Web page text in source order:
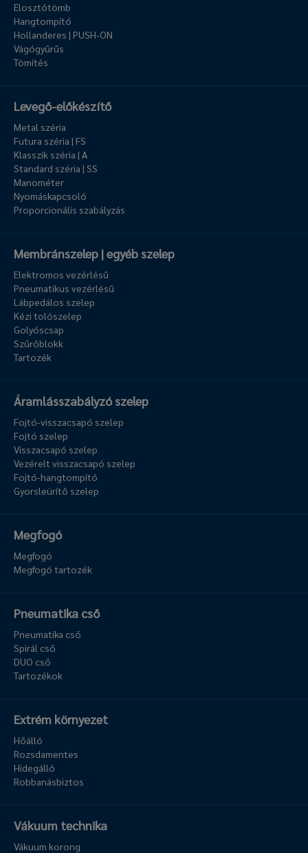
Elosztótömb
Hangtompító
Hollanderes | PUSH-ON
Vágógyűrűs
Tömítés
Levegő-előkészítő
Metal széria
Futura széria | FS
Klasszik széria | A
Standard széria | SS
Manométer
Nyomáskapcsoló
Proporcionális szabályzás
Membránszelep | egyéb szelep
Elektromos vezérlésű
Pneumatikus vezérlésű
Lábpedálos szelep
Kézi tolószelep
Golyóscsap
Szűrőblokk
Tartozék
Áramlásszabályzó szelep
Fojtó-visszacsapó szelep
Fojtó szelep
Visszacsapó szelep
Vezérelt visszacsapó szelep
Fojtó-hangtompító
Gyorsleürítő szelep
Megfogó
Megfogó
Megfogó tartozék
Pneumatika cső
Pneumatika cső
Spirál cső
DUO cső
Tartozékok
Extrém környezet
Hőálló
Rozsdamentes
Hidegálló
Robbanásbiztos
Vákuum technika
Vákuum korong